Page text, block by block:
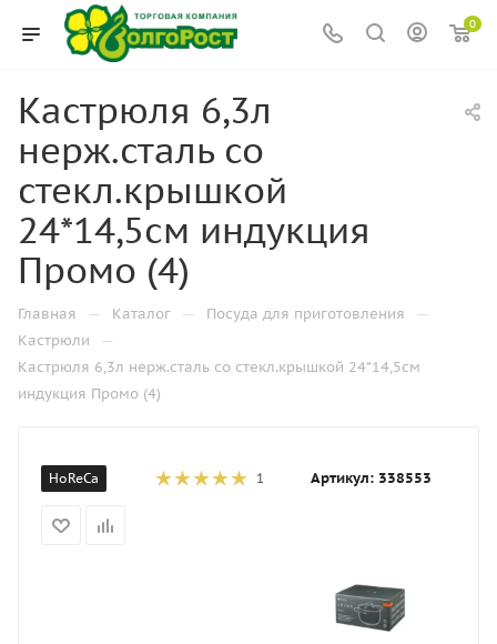
0
Кастрюля 6,3л
нерж.сталь со
стекл.крышкой
24*14,5см индукция
Промо (4)
Главная — Каталог — Посуда для приготовления —
Кастрюли —
Кастрюля 6,3л нерж.сталь со стекл.крышкой 24*14,5см
индукция Промо (4)
HoReCa 1 Артикул: 338553